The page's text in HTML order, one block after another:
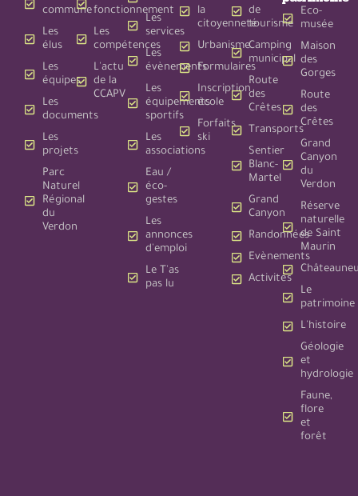
commune
Les
élus
Les
équipes
Les
documents
Les
projets
Parc
Naturel
Régional
du
Verdon
fonctionnement
Les
compétences
L'actu
de la
CCAPV
Les
services
Les
évènements
Les
équipements
sportifs
Les
associations
Eau /
éco-
gestes
Les
annonces
d'emploi
Le T'as
pas lu
la
citoyenneté
Urbanisme
Formulaires
Inscription
école
Forfaits
ski
de
tourisme
Camping
municipal
Route
des
Crêtes
Transports
Sentier
Blanc-
Martel
Grand
Canyon
Randonnées
Evènements
Activités
Eco-
musée
Maison
des
Gorges
Route
des
Crêtes
Grand
Canyon
du
Verdon
Réserve
naturelle
de Saint
Maurin
Le
patrimoine
L'histoire
Géologie
et
hydrologie
Faune,
flore
et
forêt